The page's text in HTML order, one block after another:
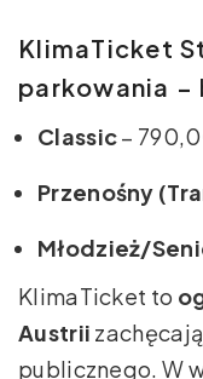
KlimaTicket
parkowania
Classic–
Przenośny
Młodzież/
KlimaTicket to
Austrii
publicznego. W